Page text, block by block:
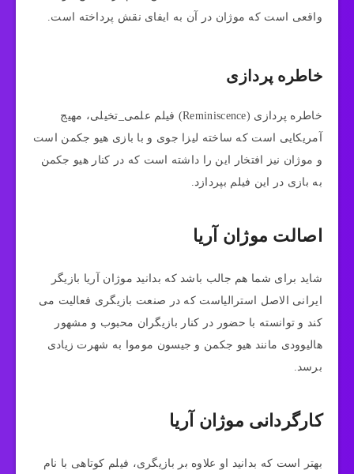
واقعی است که موژان در آن به ایفای نقش پرداخته است.
خاطره‌ پردازی
خاطره‌ پردازی (Reminiscence) فیلم علمی_تخیلی، مهیج
آمریکایی است که ساخته لیزا جوی و با بازی هیو جکمن است
و موژان نیز افتخار این را داشته است که در کنار هیو جکمن
به بازی در این فیلم بپردازد.
اصالت موژان آریا
شاید برای شما هم جالب باشد که بدانید موژان آریا بازیگر
ایرانی‌ الاصل استرالیاست که در صنعت بازیگری فعالیت می
کند و توانسته با حضور در کنار بازیگران محبوب و مشهور
هالیوودی مانند هیو جکمن و جیسون موموا به شهرت زیادی
برسد.
کارگردانی موژان آریا
بهتر است که بدانید او علاوه بر بازیگری، فیلم کوتاهی با نام